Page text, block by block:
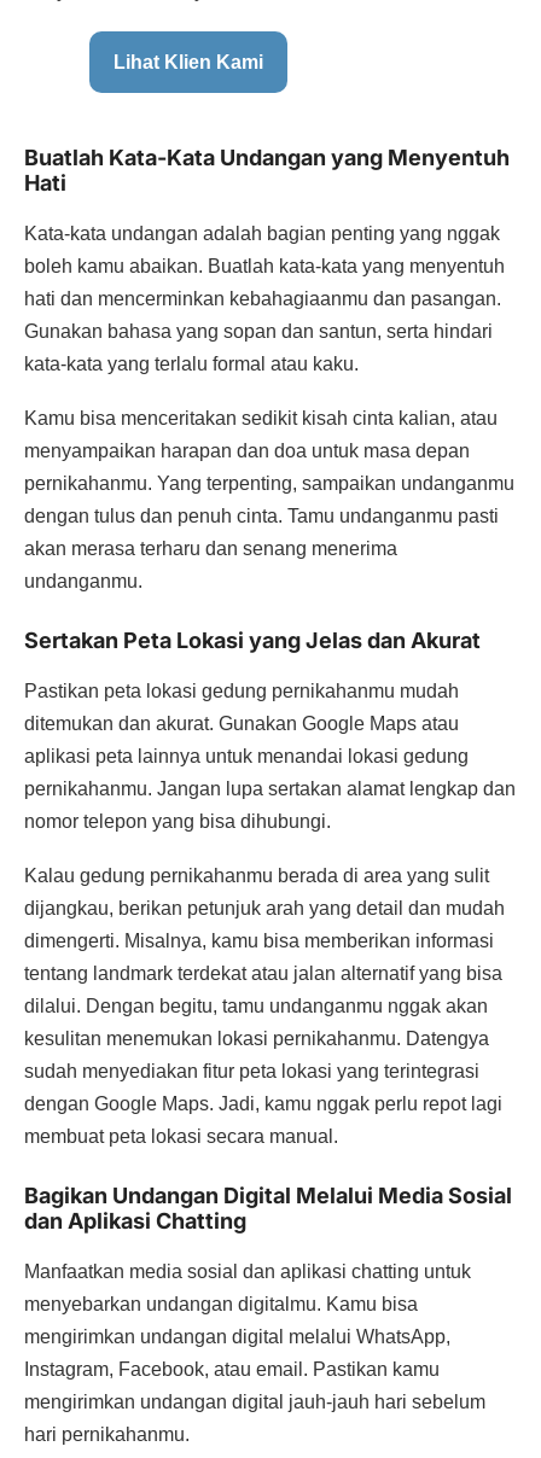
Lihat Klien Kami
Buatlah Kata-Kata Undangan yang Menyentuh
Hati
Kata-kata undangan adalah bagian penting yang nggak
boleh kamu abaikan. Buatlah kata-kata yang menyentuh
hati dan mencerminkan kebahagiaanmu dan pasangan.
Gunakan bahasa yang sopan dan santun, serta hindari
kata-kata yang terlalu formal atau kaku.
Kamu bisa menceritakan sedikit kisah cinta kalian, atau
menyampaikan harapan dan doa untuk masa depan
pernikahanmu. Yang terpenting, sampaikan undanganmu
dengan tulus dan penuh cinta. Tamu undanganmu pasti
akan merasa terharu dan senang menerima
undanganmu.
Sertakan Peta Lokasi yang Jelas dan Akurat
Pastikan peta lokasi gedung pernikahanmu mudah
ditemukan dan akurat. Gunakan Google Maps atau
aplikasi peta lainnya untuk menandai lokasi gedung
pernikahanmu. Jangan lupa sertakan alamat lengkap dan
nomor telepon yang bisa dihubungi.
Kalau gedung pernikahanmu berada di area yang sulit
dijangkau, berikan petunjuk arah yang detail dan mudah
dimengerti. Misalnya, kamu bisa memberikan informasi
tentang landmark terdekat atau jalan alternatif yang bisa
dilalui. Dengan begitu, tamu undanganmu nggak akan
kesulitan menemukan lokasi pernikahanmu. Datengya
sudah menyediakan fitur peta lokasi yang terintegrasi
dengan Google Maps. Jadi, kamu nggak perlu repot lagi
membuat peta lokasi secara manual.
Bagikan Undangan Digital Melalui Media Sosial
dan Aplikasi Chatting
Manfaatkan media sosial dan aplikasi chatting untuk
menyebarkan undangan digitalmu. Kamu bisa
mengirimkan undangan digital melalui WhatsApp,
Instagram, Facebook, atau email. Pastikan kamu
mengirimkan undangan digital jauh-jauh hari sebelum
hari pernikahanmu.